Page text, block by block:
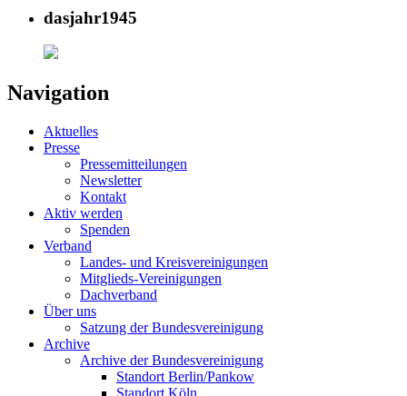
dasjahr1945
Navigation
Aktuelles
Presse
Pressemitteilungen
Newsletter
Kontakt
Aktiv werden
Spenden
Verband
Landes- und Kreisvereinigungen
Mitglieds-Vereinigungen
Dachverband
Über uns
Satzung der Bundesvereinigung
Archive
Archive der Bundesvereinigung
Standort Berlin/Pankow
Standort Köln